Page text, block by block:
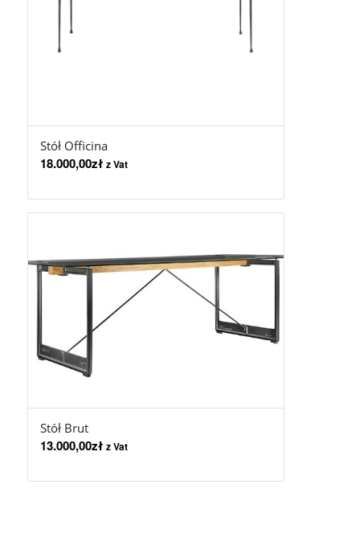
Stół Officina
18.000,00zł z Vat
Stół Brut
13.000,00zł z Vat